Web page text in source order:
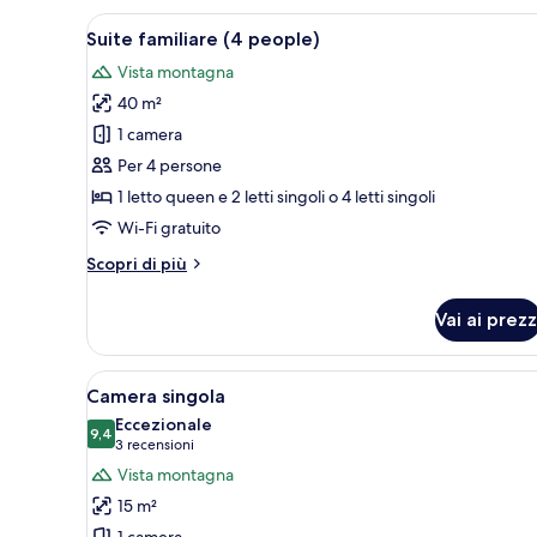
con
letto
o
2
letti
singoli
Apri
tutte
le
foto
per
Suite
familiare
(4
people)
Una camera da letto con
12
Suite familiare (4 people)
Vista montagna
40 m²
1 camera
Per 4 persone
1 letto queen e 2 letti singoli o 4 letti singoli
Wi-Fi gratuito
Scopri di più
Altri
familiare
(4
people)
Vai ai
Apri
tutte
le
foto
per
Camera
Una camera d'albergo con
6
Camera singola
9,49,4 su 10
Eccezionale
3 recensioni
(3
recensioni)
Vista montagna
15 m²